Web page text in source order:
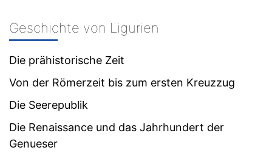
Geschichte von Ligurien
Die prähistorische Zeit
Von der Römerzeit bis zum ersten Kreuzzug
Die Seerepublik
Die Renaissance und das Jahrhundert der
Genueser